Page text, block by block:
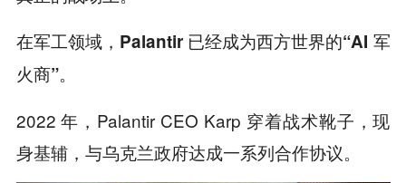
在军工领域， Palantir 已经成为西方世界的“AI 军
火商”。
2022 年，Palantir CEO Karp 穿着战术靴子，现
身基辅，与乌克兰政府达成一系列合作协议。